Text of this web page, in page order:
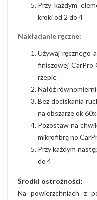
Przy każdym
kroki od 2 do 4
Nakładanie ręczne:
Używaj ręcznego
finiszowej CarPro
rzepie
Nałóż
Bez dociskania
na obszarze ok
Pozostaw na
mikrofibrą no
Przy każdym
do 4
Środki ostrożności:
Na powierzchniach z